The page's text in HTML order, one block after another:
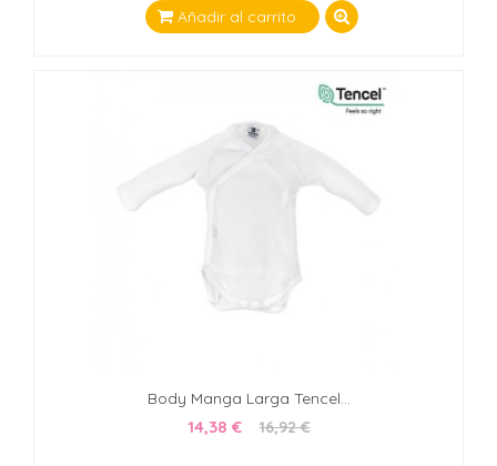
Añadir al carrito
Body Manga Larga Tencel...
14,38 € 16,92 €